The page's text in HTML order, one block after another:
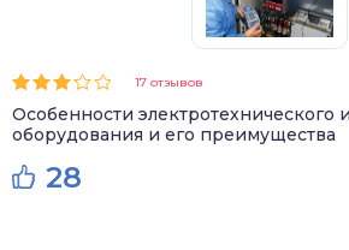
17 отзывов
Особенности электротехнического
оборудования и его преимущества
28